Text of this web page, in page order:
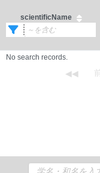
scientificName
No search records.